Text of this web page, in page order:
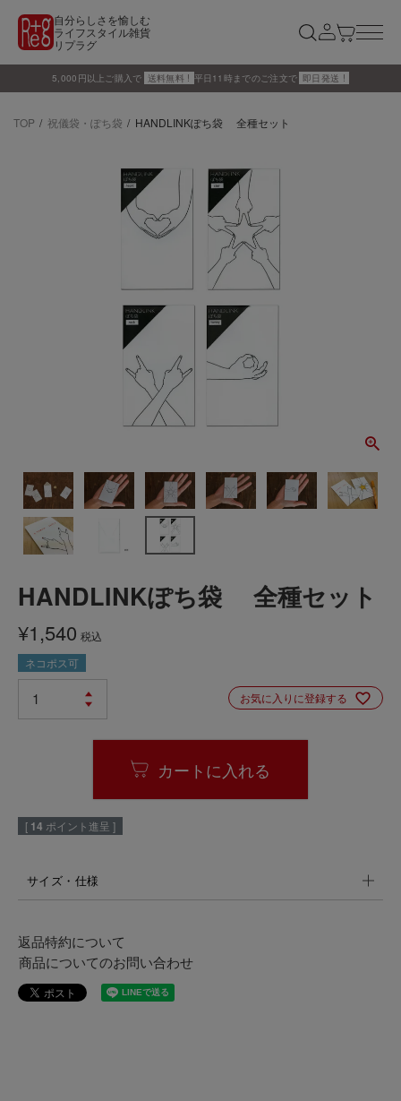
自分らしさを愉しむ
ライフスタイル雑貨
リプラグ
5,000円以上ご購入で 送料無料 ! 平日11時までのご注文で 即日発送 !
TOP 祝儀袋・ぽち袋 HANDLINKぽち袋 全種セット
HANDLINKぽち袋 全種セット
¥1,540 税込
ネコポス可
お気に入りに登録する
カートに入れる
[ 14 ポイント進呈 ]
サイズ・仕様
返品特約について
商品についてのお問い合わせ